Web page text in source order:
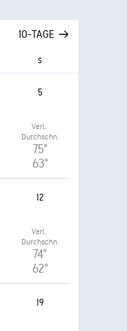
10-TAGE
S
5
Verl.
Durchschn.
75°
63°
12
Verl.
Durchschn.
74°
62°
19